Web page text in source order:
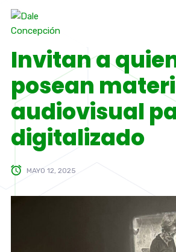
Invitan a
posean
audiovisual
digitalizado
MAYO 12, 2025